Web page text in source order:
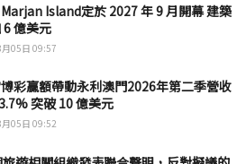
Island定於 2027 年 9 月開幕 建築
6 億美元
05日 09:57
彩贏額帶動永利澳門2026年第二季營收
突破 10 億美元
05日 09:52